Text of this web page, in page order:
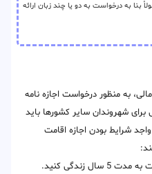
بنا به درخواست به دو یا چند زبان ارائه
به منظور درخواست اجازه نامه
شهروندان سایر کشورها باید
شرایط بودن اجازه اقامت
زندگی کنید.